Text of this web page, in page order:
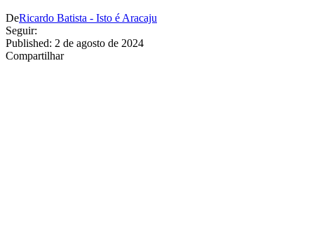
DeRicardo Batista - Isto é Aracaju
Seguir:
Published: 2 de agosto de 2024
Compartilhar